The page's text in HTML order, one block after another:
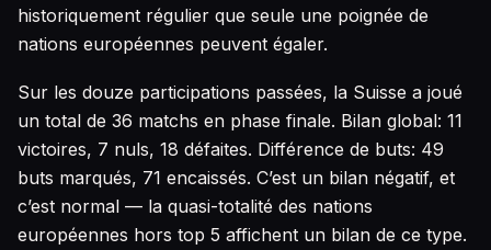
historiquement régulier que seule une poignée de
nations européennes peuvent égaler.
Sur les douze participations passées, la Suisse a joué
un total de 36 matchs en phase finale. Bilan global: 11
victoires, 7 nuls, 18 défaites. Différence de buts: 49
buts marqués, 71 encaissés. C’est un bilan négatif, et
c’est normal — la quasi-totalité des nations
européennes hors top 5 affichent un bilan de ce type.